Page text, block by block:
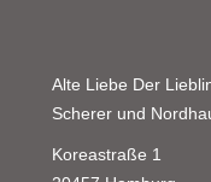
Alte Liebe Der
Scherer und
Koreastraße 1